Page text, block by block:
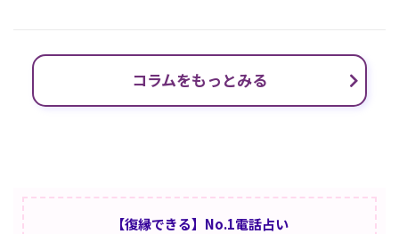
コラムをもっとみる
【復縁できる】No.1電話占い